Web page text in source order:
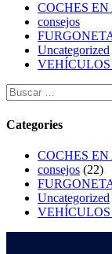
COCHES
consejos
Uncategorized
Categories
COCHES
consejos (22)
Uncategorized